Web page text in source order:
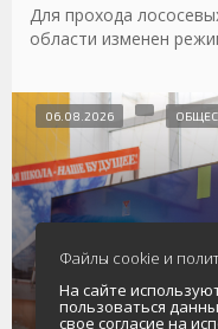
Для прохода
области изменен
06.08.2026
Файлы cookie и
На сайте
пользоваться
свое согласие на